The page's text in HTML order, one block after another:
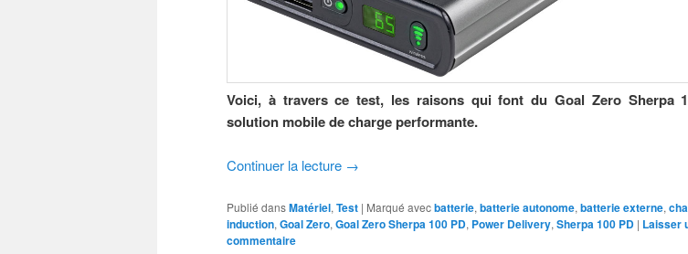
Voici, à travers ce test, les raisons qui font du Goal Zero Sherpa
solution mobile de charge performante.
Continuer la lecture →
Publié dansMatériel, Test | Marqué avecbatterie, batterie autonome, batterie externe,
induction, Goal Zero, Goal Zero Sherpa 100 PD, Power Delivery, Sherpa 100 PD | Laisser
commentaire